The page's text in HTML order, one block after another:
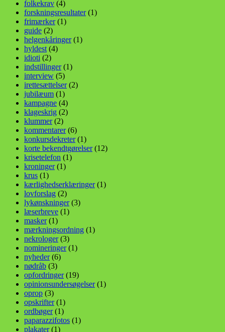
folkekrav (4)
forskningsresultater(1)
frimærker(1)
guide (2)
helgenkåringer(1)
hyldest (4)
idioti (2)
indstillinger(1)
interview (5)
irettesættelser(2)
jubilæum (1)
kampagne (4)
klageskrig (2)
klummer(2)
kommentarer(6)
konkursdekreter(1)
korte bekendtgørelser(12)
krisetelefon (1)
kroninger(1)
krus (1)
kærlighedserklæringer(1)
lovforslag (2)
lykønskninger(3)
læserbreve (1)
masker(1)
mærkningsordning (1)
nekrologer(3)
nomineringer(1)
nyheder(6)
nødråb (3)
opfordringer(19)
opinionsundersøgelser(1)
oprop (3)
opskrifter(1)
ordbøger(1)
paparazzifotos (1)
plakater(1)